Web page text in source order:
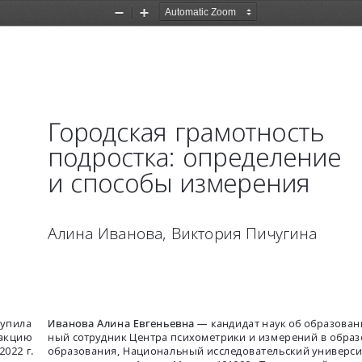
Zoom
Zoom
Городская грамотность
подростка: определение
и способы измерения
Алина Иванова, Виктория Пичугина
Иванова Алина Евгеньевна — кандидат наук об
ный сотрудник Центра психометрики и измерений в
образования, Национальный исследовательский
г.